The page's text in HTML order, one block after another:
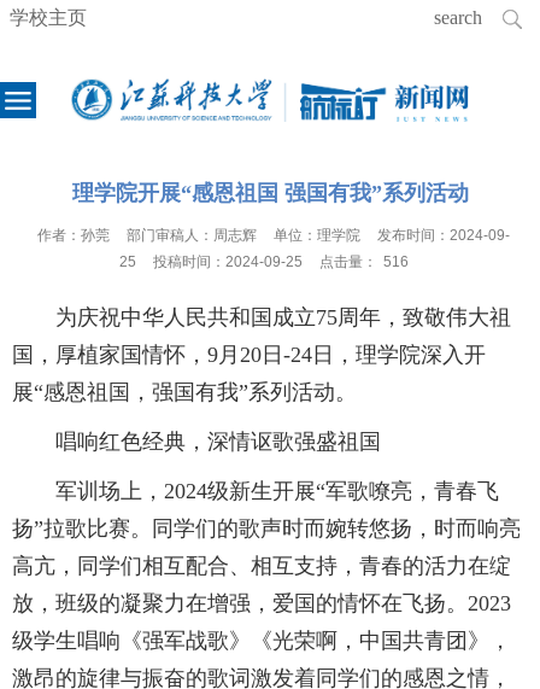
学校主页
理学院开展“感恩祖国 强国有我”系列活动
作者： 孙莞 部门审稿人： 周志辉 单位： 理学院 发布时间： 2024-09-
25
投稿时间： 2024-09-25 点击量： 516
为庆祝中华人民共和国成立75周年，致敬伟大祖
国，厚植家国情怀，9月20日-24日，理学院深入开
展“感恩祖国，强国有我”系列活动。
唱响红色经典，深情讴歌强盛祖国
军训场上，2024级新生开展“军歌嘹亮，青春飞
扬”拉歌比赛。同学们的歌声时而婉转悠扬，时而响亮
高亢，同学们相互配合、相互支持，青春的活力在绽
放，班级的凝聚力在增强，爱国的情怀在飞扬。2023
级学生唱响《强军战歌》《光荣啊，中国共青团》，
激昂的旋律与振奋的歌词激发着同学们的感恩之情，